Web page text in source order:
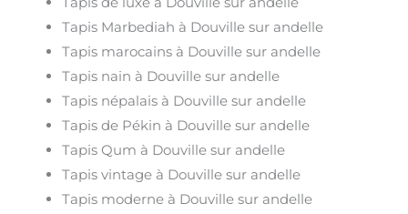
Tapis Marbediah à Douville sur andelle
Tapis marocains à Douville sur andelle
Tapis nain à Douville sur andelle
Tapis népalais à Douville sur andelle
Tapis de Pékin à Douville sur andelle
Tapis Qum à Douville sur andelle
Tapis vintage à Douville sur andelle
Tapis moderne à Douville sur andelle